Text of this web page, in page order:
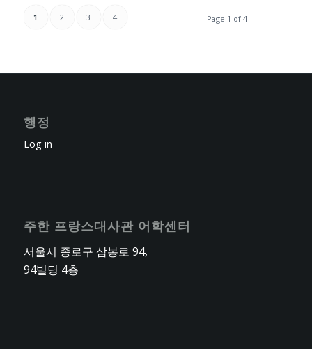
Page 1 of 4
1 2 3 4
행정
Log in
주한 프랑스대사관 어학센터
서울시 종로구 삼봉로 94,
94빌딩 4층